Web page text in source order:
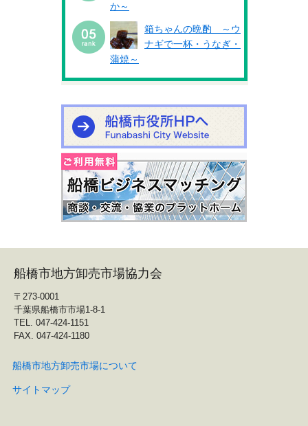
か～
箱ちゃんの晩酌 ～ウ
ナギで一杯・うなぎ・
蒲焼～
船橋市地方卸売市場協力会
〒273-0001
千葉県船橋市市場1-8-1
TEL. 047-424-1151
FAX. 047-424-1180
船橋市地方卸売市場について
サイトマップ